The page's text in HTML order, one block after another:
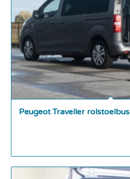
Peugeot Traveller rolstoelbus